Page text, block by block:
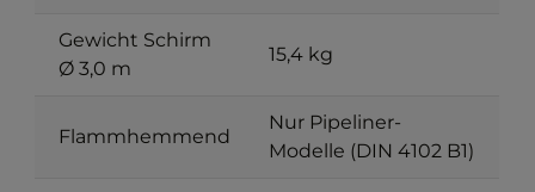
Gewicht Schirm
Ø 3,0 m
15,4 kg
Flammhemmend
Nur Pipeliner-
Modelle (DIN 4102 B1)